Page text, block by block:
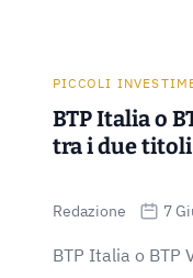
PICCOLI
BTP Italia o
tra i due
Redazione 7
BTP Italia o BTP